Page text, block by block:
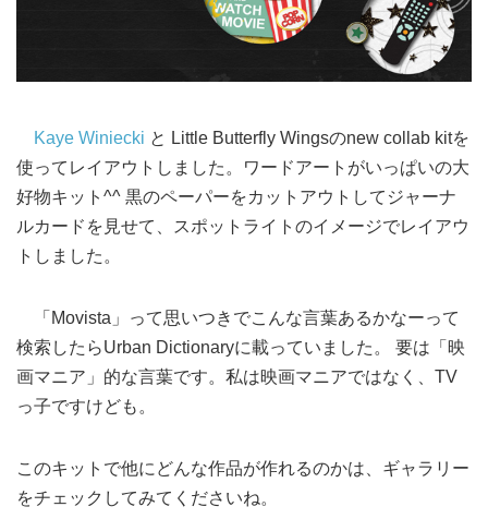
Kaye Winiecki と Little Butterfly Wingsのnew collab kitを
使ってレイアウトしました。ワードアートがいっぱいの大
好物キット^^ 黒のペーパーをカットアウトしてジャーナ
ルカードを見せて、スポットライトのイメージでレイアウ
トしました。
「Movista」って思いつきでこんな言葉あるかなーって
検索したらUrban Dictionaryに載っていました。 要は「映
画マニア」的な言葉です。私は映画マニアではなく、TV
っ子ですけども。
このキットで他にどんな作品が作れるのかは、ギャラリー
をチェックしてみてくださいね。